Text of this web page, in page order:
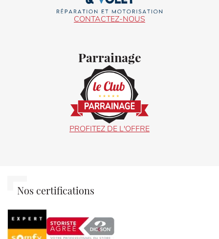
CONTACTEZ-NOUS
Parrainage
PROFITEZ DE L'OFFRE
Nos certifications